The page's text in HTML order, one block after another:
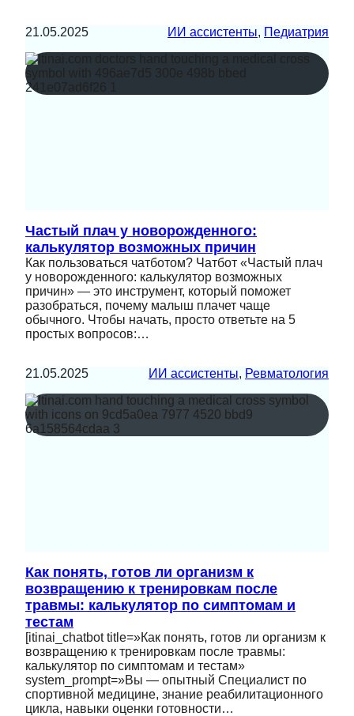
21.05.2025 ИИ ассистенты, Педиатрия
Частый плач у новорожденного:
калькулятор возможных причин
Как пользоваться чатботом? Чатбот «Частый плач
у новорожденного: калькулятор возможных
причин» — это инструмент, который поможет
разобраться, почему малыш плачет чаще
обычного. Чтобы начать, просто ответьте на 5
простых вопросов:…
21.05.2025 ИИ ассистенты, Ревматология
Как понять, готов ли организм к
возвращению к тренировкам после
травмы: калькулятор по симптомам и
тестам
[itinai_chatbot title=»Как понять, готов ли организм к
возвращению к тренировкам после травмы:
калькулятор по симптомам и тестам»
system_prompt=»Вы — опытный Специалист по
спортивной медицине, знание реабилитационного
цикла, навыки оценки готовности…